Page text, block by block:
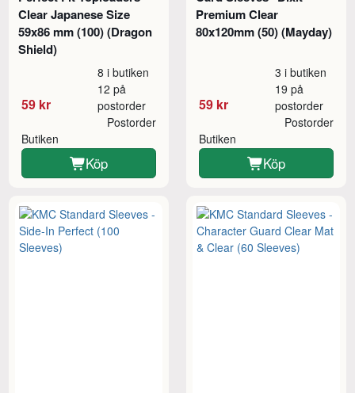
Clear Japanese Size
59x86 mm (100) (Dragon
Shield)
59 kr
8 i butiken
12 på
postorder
Butiken
Postorder
Köp
Premium Clear
80x120mm (50) (Mayday)
59 kr
3 i butiken
19 på
postorder
Butiken
Postorder
Köp